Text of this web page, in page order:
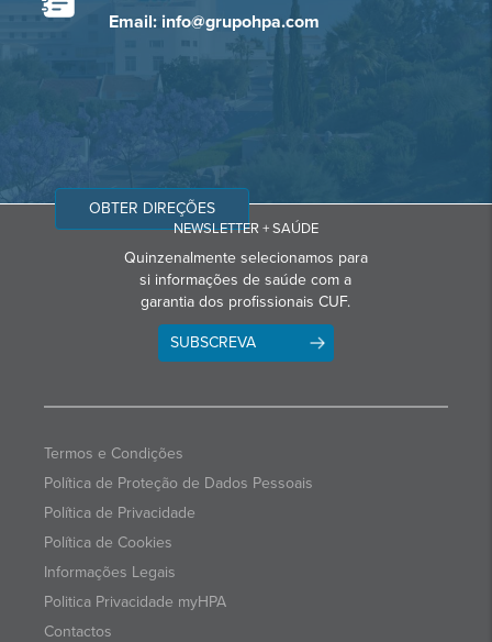
Email: info@grupohpa.com
OBTER DIREÇÕES
NEWSLETTER + SAÚDE
Quinzenalmente selecionamos para
si informações de saúde com a
garantia dos profissionais CUF.
SUBSCREVA
Termos e Condições
Política de Proteção de Dados Pessoais
Política de Privacidade
Política de Cookies
Informações Legais
Politica Privacidade myHPA
Contactos